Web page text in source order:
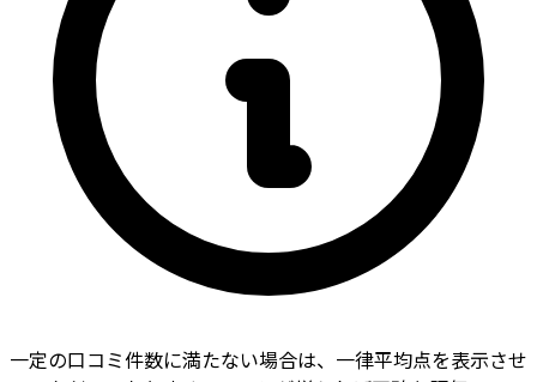
一定の口コミ件数に満たない場合は、一律平均点を表示させ